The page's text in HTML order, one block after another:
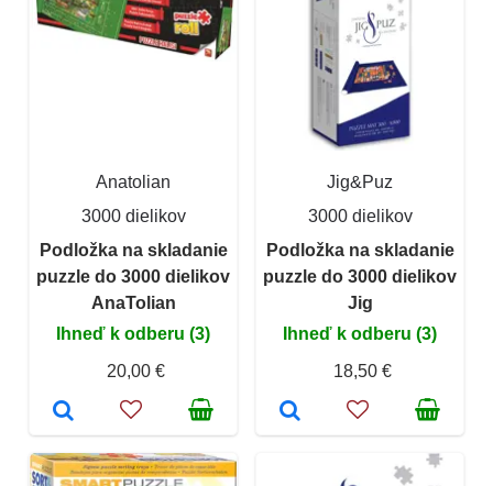
Anatolian
3000 dielikov
Podložka na skladanie
puzzle do 3000 dielikov
AnaTolian
Ihneď k odberu (3)
20,00 €
Jig&Puz
3000 dielikov
Podložka na skladanie
puzzle do 3000 dielikov
Jig
Ihneď k odberu (3)
18,50 €